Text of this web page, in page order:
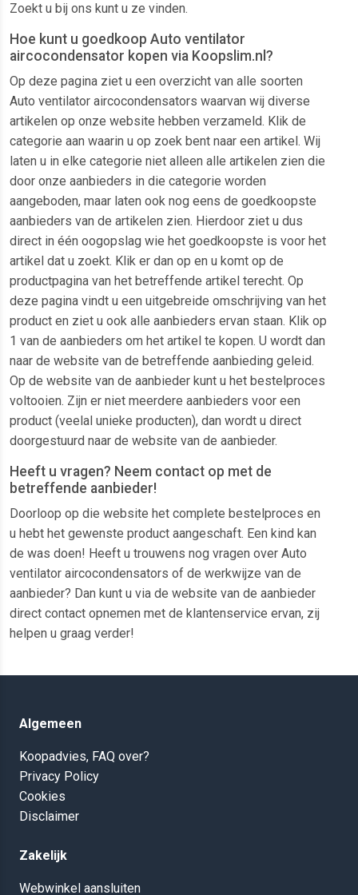
Zoekt u bij ons kunt u ze vinden.
Hoe kunt u goedkoop Auto ventilator
aircocondensator kopen via Koopslim.nl?
Op deze pagina ziet u een overzicht van alle soorten
Auto ventilator aircocondensators waarvan wij diverse
artikelen op onze website hebben verzameld. Klik de
categorie aan waarin u op zoek bent naar een artikel. Wij
laten u in elke categorie niet alleen alle artikelen zien die
door onze aanbieders in die categorie worden
aangeboden, maar laten ook nog eens de goedkoopste
aanbieders van de artikelen zien. Hierdoor ziet u dus
direct in één oogopslag wie het goedkoopste is voor het
artikel dat u zoekt. Klik er dan op en u komt op de
productpagina van het betreffende artikel terecht. Op
deze pagina vindt u een uitgebreide omschrijving van het
product en ziet u ook alle aanbieders ervan staan. Klik op
1 van de aanbieders om het artikel te kopen. U wordt dan
naar de website van de betreffende aanbieding geleid.
Op de website van de aanbieder kunt u het bestelproces
voltooien. Zijn er niet meerdere aanbieders voor een
product (veelal unieke producten), dan wordt u direct
doorgestuurd naar de website van de aanbieder.
Heeft u vragen? Neem contact op met de
betreffende aanbieder!
Doorloop op die website het complete bestelproces en
u hebt het gewenste product aangeschaft. Een kind kan
de was doen! Heeft u trouwens nog vragen over Auto
ventilator aircocondensators of de werkwijze van de
aanbieder? Dan kunt u via de website van de aanbieder
direct contact opnemen met de klantenservice ervan, zij
helpen u graag verder!
Algemeen
Koopadvies, FAQ over?
Privacy Policy
Cookies
Disclaimer
Zakelijk
Webwinkel aansluiten